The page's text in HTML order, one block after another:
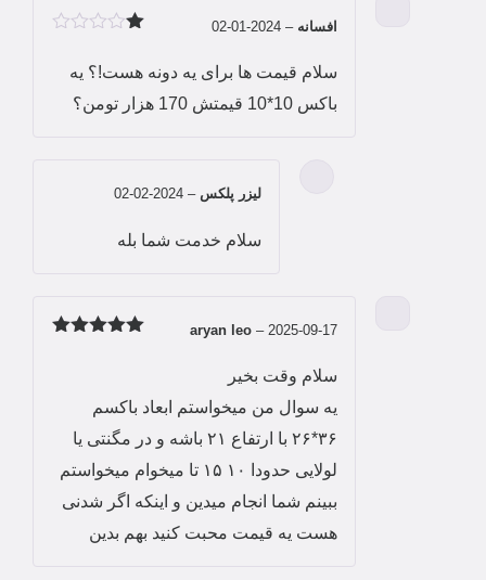
از
5
افسانه–
2024-01-02
سلام قیمت ها برای یه دونه هست!؟ یه
باکس 10*10 قیمتش 170 هزار تومن؟
لیزر پلکس–
2024-02-02
سلام خدمت شما بله
aryan leo – 2025-09-17
سلام وقت بخیر
یه سوال من میخواستم ابعاد باکسم
۳۶*۲۶ با ارتفاع ۲۱ باشه و در مگنتی یا
لولایی حدودا ۱۰ ۱۵ تا میخوام میخواستم
ببینم شما انجام میدین و اینکه اگر شدنی
هست یه قیمت محبت کنید بهم بدین